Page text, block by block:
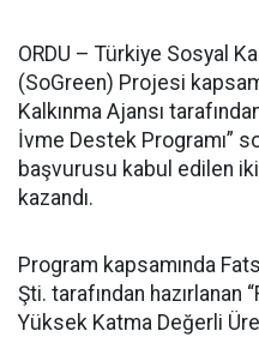
ORDU – Türkiye Sosyal
(SoGreen) Projesi
Kalkınma Ajansı
İvme Destek Programı”
başvurusu kabul edilen
kazandı.
Program kapsamında
Şti. tarafından hazırlanan
Yüksek Katma Değerli